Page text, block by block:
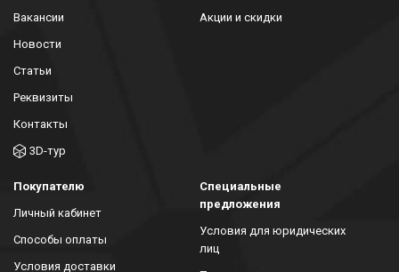
Вакансии
Новости
Статьи
Реквизиты
Контакты
3D-тур
Акции и скидки
Покупателю
Личный кабинет
Способы оплаты
Условия доставки
Специальные
предложения
Условия для юридических
лиц